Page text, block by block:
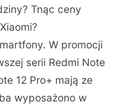
Tnąc ceny
W promocji
serii Redmi Note
12 Pro+ mają ze
wyposażono w